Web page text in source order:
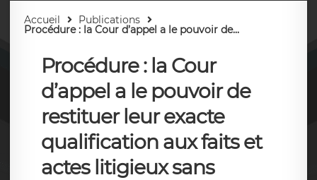
Accueil Publications
Procédure : la Cour d’appel a le pouvoir de...
Procédure : la Cour
d’appel a le pouvoir de
restituer leur exacte
qualification aux faits et
actes litigieux sans